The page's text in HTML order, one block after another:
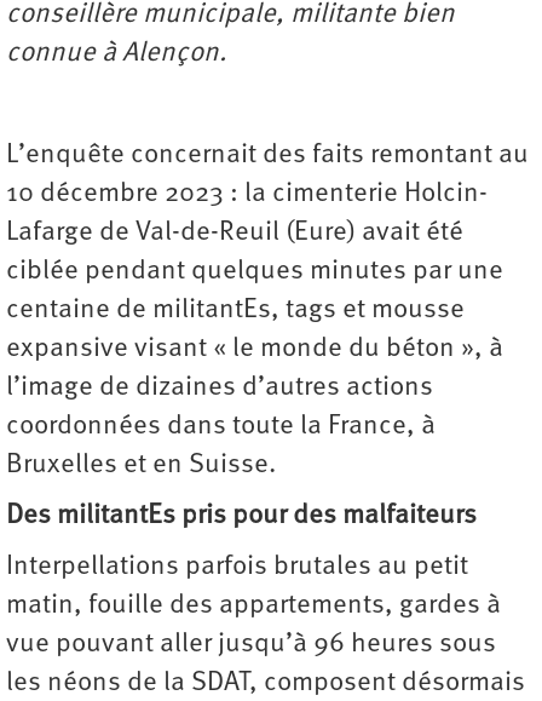
conseillère municipale, militante bien
connue à Alençon.
L’enquête concernait des faits remontant au
10 décembre 2023 : la cimenterie Holcin-
Lafarge de Val-de-Reuil (Eure) avait été
ciblée pendant quelques minutes par une
centaine de militantEs, tags et mousse
expansive visant « le monde du béton », à
l’image de dizaines d’autres actions
coordonnées dans toute la France, à
Bruxelles et en Suisse.
Des militantEs pris pour des malfaiteurs
Interpellations parfois brutales au petit
matin, fouille des appartements, gardes à
vue pouvant aller jusqu’à 96 heures sous
les néons de la SDAT, composent désormais